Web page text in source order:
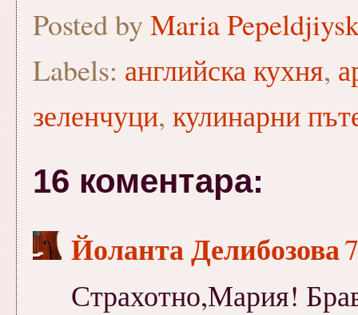
Posted by Maria
Labels: английска кухня,
зеленчуци, кулинарни
16 коментара:
Йоланта Делибозова
Страхотно,Мария!